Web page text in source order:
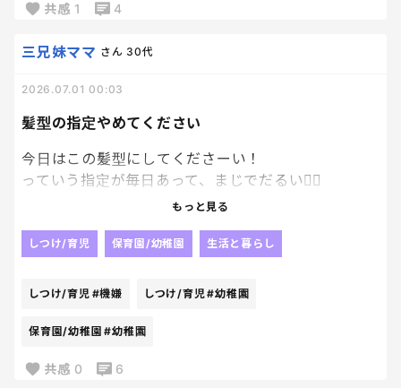
共感 1 4
髪型の指定やめてください
三兄妹ママ さん 30代
2026.07.01 00:03
今日はこの髪型にしてくださーい！
っていう指定が毎日あって、まじでだるい😮‍💨
じゃん？笑
親的にはそう言うの込みで考えながら結いてるの
もっと見る
しつけ/育児 保育園/幼稚園 生活と暮らし
しつけ/育児 #機嫌 しつけ/育児#幼稚園
保育園/幼稚園 #幼稚園
共感 0 6